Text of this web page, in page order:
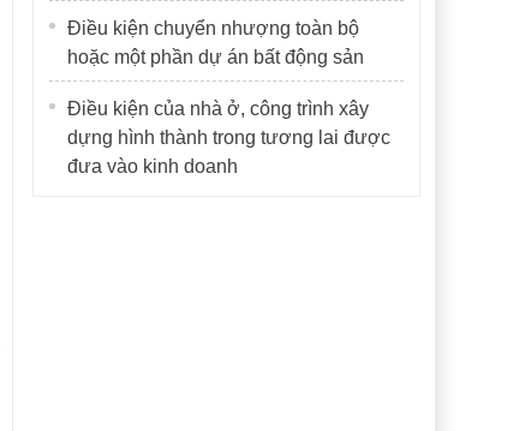
Điều kiện chuyển nhượng toàn bộ
hoặc một phần dự án bất động sản
Điều kiện của nhà ở, công trình xây
dựng hình thành trong tương lai được
đưa vào kinh doanh